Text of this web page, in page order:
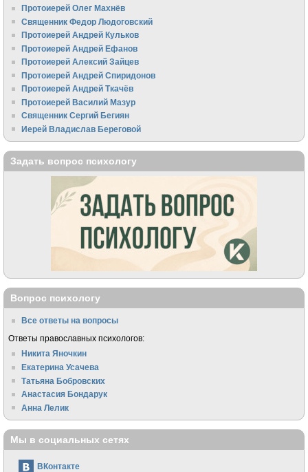
Протоиерей Олег Махнёв
Священник Федор Людоговский
Протоиерей Андрей Кульков
Протоиерей Андрей Ефанов
Протоиерей Алексий Зайцев
Протоиерей Андрей Спиридонов
Протоиерей Андрей Ткачёв
Протоиерей Василий Мазур
Священник Сергий Бегиян
Иерей Владислав Береговой
Задать вопрос психологу
Вопрос психологу
Все ответы на вопросы
Ответы православных психологов:
Никита Яночкин
Екатерина Усачева
Татьяна Бобровских
Анастасия Бондарук
Анна Лелик
Мы в социальных сетях
ВКонтакте